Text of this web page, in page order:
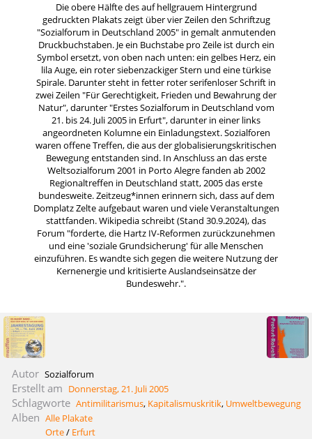
Die obere Hälfte des auf hellgrauem Hintergrund
gedruckten Plakats zeigt über vier Zeilen den Schriftzug
"Sozialforum in Deutschland 2005" in gemalt anmutenden
Druckbuchstaben. Je ein Buchstabe pro Zeile ist durch ein
Symbol ersetzt, von oben nach unten: ein gelbes Herz, ein
lila Auge, ein roter siebenzackiger Stern und eine türkise
Spirale. Darunter steht in fetter roter serifenloser Schrift in
zwei Zeilen "Für Gerechtigkeit, Frieden und Bewahrung der
Natur", darunter "Erstes Sozialforum in Deutschland vom
21. bis 24. Juli 2005 in Erfurt", darunter in einer links
angeordneten Kolumne ein Einladungstext. Sozialforen
waren offene Treffen, die aus der globalisierungskritischen
Bewegung entstanden sind. In Anschluss an das erste
Weltsozialforum 2001 in Porto Alegre fanden ab 2002
Regionaltreffen in Deutschland statt, 2005 das erste
bundesweite. Zeitzeug*innen erinnern sich, dass auf dem
Domplatz Zelte aufgebaut waren und viele Veranstaltungen
stattfanden. Wikipedia schreibt (Stand 30.9.2024), das
Forum "forderte, die Hartz IV-Reformen zurückzunehmen
und eine 'soziale Grundsicherung' für alle Menschen
einzuführen. Es wandte sich gegen die weitere Nutzung der
Kernenergie und kritisierte Auslandseinsätze der
Bundeswehr.".
Autor Sozialforum
Erstellt am Donnerstag, 21. Juli 2005
Schlagworte Antimilitarismus, Kapitalismuskritik, Umweltbewegung
Alben Alle Plakate
Orte/ Erfurt